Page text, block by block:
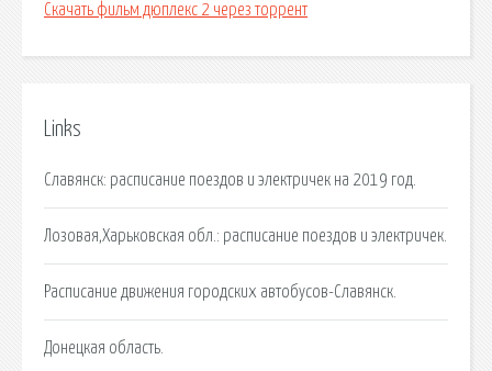
Скачать фильм дюплекс 2 через торрент
Links
Славянск: расписание поездов и электричек на 2019 год.
Лозовая,Харьковская обл.: расписание поездов и электричек.
Расписание движения городских автобусов-Славянск.
Донецкая область.